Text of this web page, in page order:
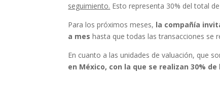
seguimiento. Esto representa 30% del total
Para los próximos meses, la compañía
a mes hasta que todas las transacciones se
En cuanto a las unidades de valuación, que
en México, con la que se realizan 30%